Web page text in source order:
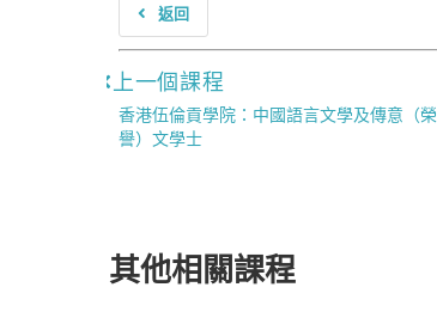
返回
上一個課程
香港伍倫貢學院：中國語言文學及傳意（榮
譽）文學士
其他相關課程